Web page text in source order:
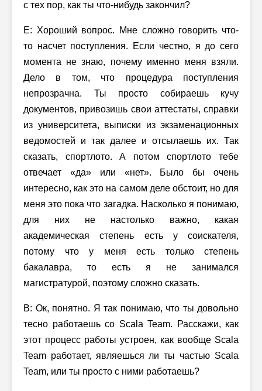
с тех пор, как ты что-нибудь закончил?
Е: Хороший вопрос. Мне сложно говорить что-
то насчет поступления. Если честно, я до сего
момента не знаю, почему именно меня взяли.
Дело в том, что процедура поступления
непрозрачна. Ты просто собираешь кучу
документов, привозишь свои аттестаты, справки
из университета, выписки из экзаменационных
ведомостей и так далее и отсылаешь их. Так
сказать, спортлото. А потом спортлото тебе
отвечает «да» или «нет». Было бы очень
интересно, как это на самом деле обстоит, но для
меня это пока что загадка. Насколько я понимаю,
для них не настолько важно, какая
академическая степень есть у соискателя,
потому что у меня есть только степень
бакалавра, то есть я не занимался
магистратурой, поэтому сложно сказать.
В: Ок, понятно. Я так понимаю, что ты довольно
тесно работаешь со Scala Team. Расскажи, как
этот процесс работы устроен, как вообще Scala
Team работает, являешься ли ты частью Scala
Team, или ты просто с ними работаешь?